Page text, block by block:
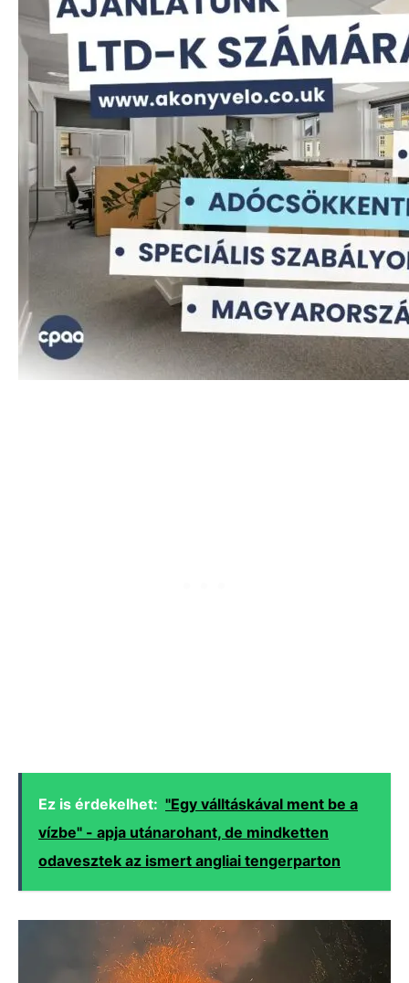
Ez is érdekelhet: "Egy válltáskával ment be a
vízbe" - apja utánarohant, de mindketten
odavesztek az ismert angliai tengerparton